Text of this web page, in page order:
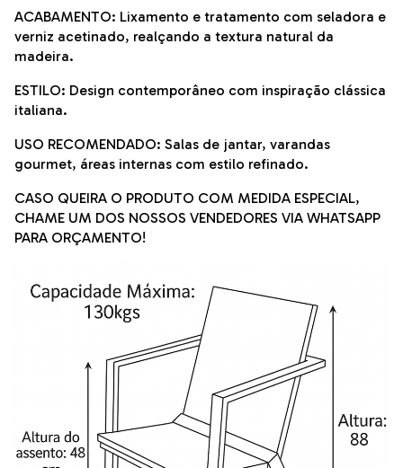
ACABAMENTO: Lixamento e tratamento com seladora e
verniz acetinado, realçando a textura natural da
madeira.
ESTILO: Design contemporâneo com inspiração clássica
italiana.
USO RECOMENDADO: Salas de jantar, varandas
gourmet, áreas internas com estilo refinado.
CASO QUEIRA O PRODUTO COM MEDIDA ESPECIAL,
CHAME UM DOS NOSSOS VENDEDORES VIA WHATSAPP
PARA ORÇAMENTO!